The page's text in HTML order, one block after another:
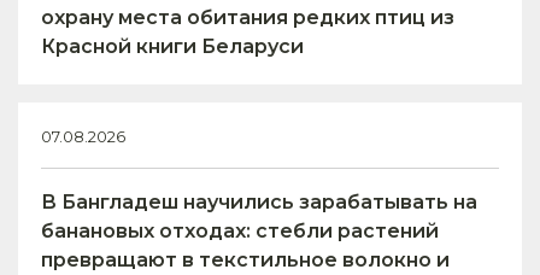
охрану места обитания редких птиц из
Красной книги Беларуси
07.08.2026
В Бангладеш научились зарабатывать на
банановых отходах: стебли растений
превращают в текстильное волокно и